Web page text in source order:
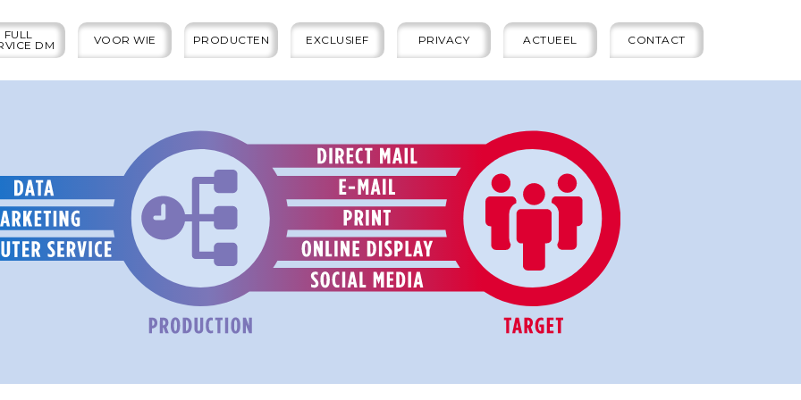
FULL
DM
VOOR WIE PRODUCTEN EXCLUSIEF PRIVACY ACTUEEL CONTACT